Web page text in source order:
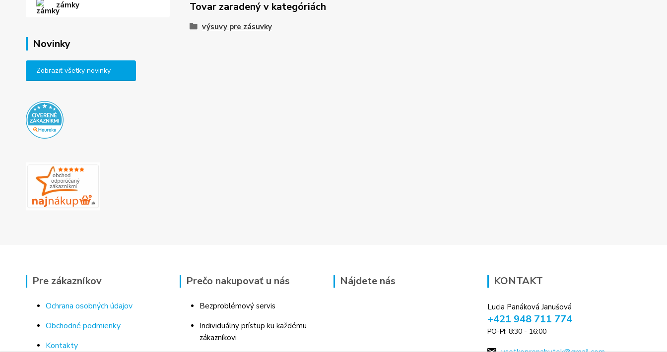
zámky
Novinky
Zobraziť všetky novinky
Tovar zaradený v kategóriách
výsuvy pre zásuvky
Pre zákazníkov
Ochrana osobných údajov
Obchodné podmienky
Kontakty
Prečo nakupovať u nás
Bezproblémový servis
Individuálny prístup ku každému
zákazníkovi
Nájdete nás KONTAKT
Lucia Panáková Janušová
+421 948 711 774
PO-PI: 8:30 - 16:00